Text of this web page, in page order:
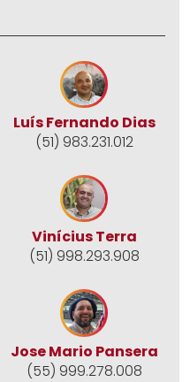
Luís Fernando Dias
(51) 983.231.012
Vinícius Terra
(51) 998.293.908
Jose Mario Pansera
(55) 999.278.008